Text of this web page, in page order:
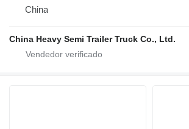
China
China Heavy Semi Trailer Truck Co., Ltd.